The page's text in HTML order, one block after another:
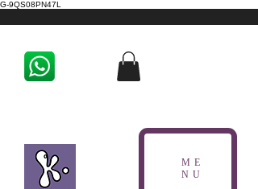
G-9QS08PN47L
ME
NU